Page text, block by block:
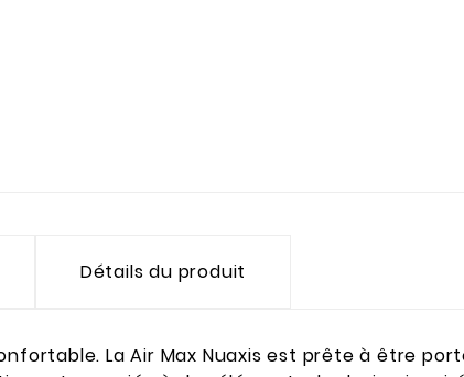
Détails du produit
La Air Max Nuaxis est prête à être